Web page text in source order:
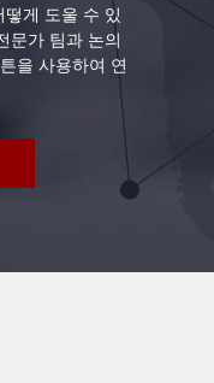
게 도울 수 있
문가 팀과 논의
을 사용하여 연